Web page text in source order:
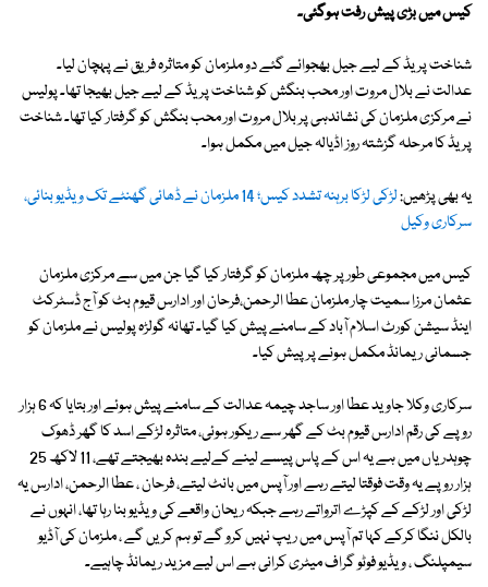
کیس میں بڑی پیش رفت ہوگئی۔
شناخت پریڈ کے لیے جیل بھجوائے گئے دو ملزمان کو متاثرہ فریق نے پہچان لیا۔
عدالت نے بلال مروت اور محب بنگش کو شناخت پریڈ کے لیے جیل بھیجا تھا۔ پولیس
نے مرکزی ملزمان کی نشاندہی پر بلال مروت اور محب بنگش کو گرفتار کیا تھا۔ شناخت
پریڈ کا مرحلہ گزشتہ روز اڈیالہ جیل میں مکمل ہوا۔
یہ بھی پڑھیں:
لڑکی لڑکا برہنہ تشدد کیس؛ 14 ملزمان نے ڈھائی گھنٹے تک ویڈیو بنائی،
سرکاری وکیل
کیس میں مجموعی طور پر چھ ملزمان کو گرفتار کیا گیا جن میں سے مرکزی ملزمان
عثمان مرزا سمیت چار ملزمان عطا الرحمن،فرحان اور ادارس قیوم بٹ کو آج ڈسٹرکٹ
اینڈ سیشن کورٹ اسلام آباد کے سامنے پیش کیا گیا۔ تھانہ گولڑہ پولیس نے ملزمان کو
جسمانی ریمانڈ مکمل ہونے پر پیش کیا۔
سرکاری وکلا جاوید عطا اور ساجد چیمہ عدالت کے سامنے پیش ہوئے اور بتایا کہ 6 ہزار
روپے کی رقم ادارس قیوم بٹ کے گھر سے ریکور ہوئی، متاثرہ لڑکے اسد کا گھر ڈھوک
چوہدریاں میں ہے یہ اس کے پاس پیسے لینے کےلیے بندہ بھیجتے تھے، 11 لاکھ 25
ہزار روپے یہ وقت فوقتا لیتے رہے اور آپس میں بانٹ لیتے، فرحان ، عطا الرحمن، ادارس یہ
لڑکی اور لڑکے کے کپڑے اترواتے رہے جبکہ ریحان واقعے کی ویڈیو بنا رہا تھا، انہوں نے
بالکل ننگا کرکے کہا تم آپس میں ریپ نہیں کرو گے تو ہم کریں گے ، ملزمان کی آڈیو
سیمپلنگ ، ویڈیو فوٹو گراف میٹری کرانی ہے اس لیے مزید ریمانڈ چاہیے۔